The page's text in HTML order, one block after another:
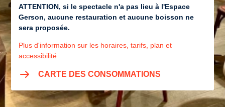
ATTENTION, si le spectacle n'a pas lieu à l'Espace
Gerson, aucune restauration et aucune boisson ne
sera proposée.
Plus d'information sur les horaires, tarifs, plan et
accessibilité
CARTE DES CONSOMMATIONS